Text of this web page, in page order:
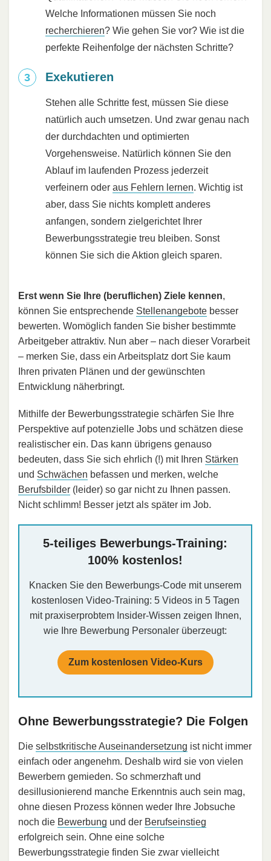
Welche Informationen müssen Sie noch
recherchieren? Wie gehen Sie vor? Wie ist die
perfekte Reihenfolge der nächsten Schritte?
Exekutieren
Stehen alle Schritte fest, müssen Sie diese
natürlich auch umsetzen. Und zwar genau nach
der durchdachten und optimierten
Vorgehensweise. Natürlich können Sie den
Ablauf im laufenden Prozess jederzeit
verfeinern oder aus Fehlern lernen. Wichtig ist
aber, dass Sie nichts komplett anderes
anfangen, sondern zielgerichtet Ihrer
Bewerbungsstrategie treu bleiben. Sonst
können Sie sich die Aktion gleich sparen.
Erst wenn Sie Ihre (beruflichen) Ziele kennen,
können Sie entsprechende Stellenangebote besser
bewerten. Womöglich fanden Sie bisher bestimmte
Arbeitgeber attraktiv. Nun aber – nach dieser Vorarbeit
– merken Sie, dass ein Arbeitsplatz dort Sie kaum
Ihren privaten Plänen und der gewünschten
Entwicklung näherbringt.
Mithilfe der Bewerbungsstrategie schärfen Sie Ihre
Perspektive auf potenzielle Jobs und schätzen diese
realistischer ein. Das kann übrigens genauso
bedeuten, dass Sie sich ehrlich (!) mit Ihren Stärken
und Schwächen befassen und merken, welche
Berufsbilder (leider) so gar nicht zu Ihnen passen.
Nicht schlimm! Besser jetzt als später im Job.
5-teiliges Bewerbungs-Training:
100% kostenlos!
Knacken Sie den Bewerbungs-Code mit unserem
kostenlosen Video-Training: 5 Videos in 5 Tagen
mit praxiserprobtem Insider-Wissen zeigen Ihnen,
wie Ihre Bewerbung Personaler überzeugt:
Zum kostenlosen Video-Kurs
Ohne Bewerbungsstrategie? Die Folgen
Die selbstkritische Auseinandersetzung ist nicht immer
einfach oder angenehm. Deshalb wird sie von vielen
Bewerbern gemieden. So schmerzhaft und
desillusionierend manche Erkenntnis auch sein mag,
ohne diesen Prozess können weder Ihre Jobsuche
noch die Bewerbung und der Berufseinstieg
erfolgreich sein. Ohne eine solche
Bewerbungsstrategie finden Sie zwar vielleicht